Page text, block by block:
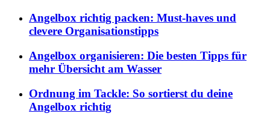
Angelbox richtig packen: Must-haves und
clevere Organisationstipps
Angelbox organisieren: Die besten Tipps für
mehr Übersicht am Wasser
Ordnung im Tackle: So sortierst du deine
Angelbox richtig